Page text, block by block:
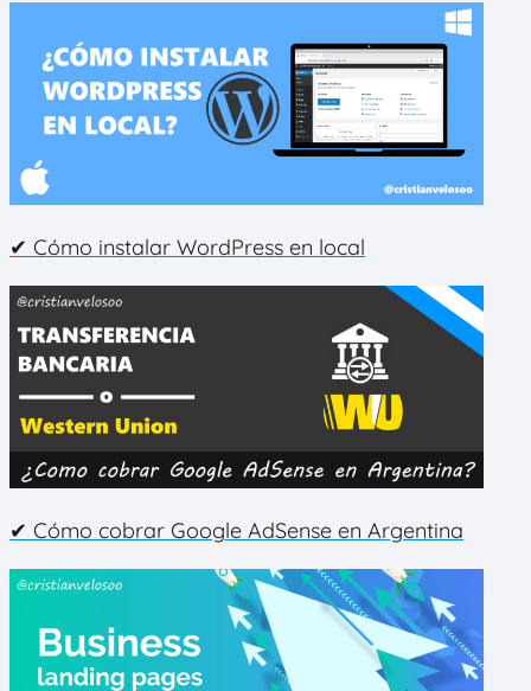
✔ Cómo instalar WordPress en local
✔ Cómo cobrar Google AdSense en Argentina